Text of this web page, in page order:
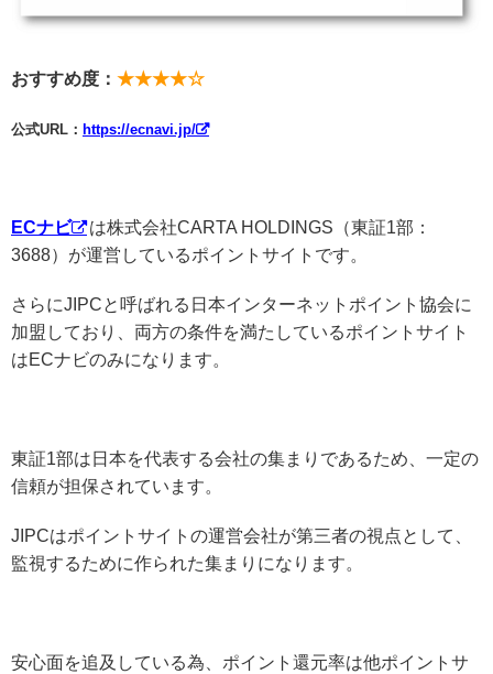
おすすめ度： ★★★★☆
公式URL： https://ecnavi.jp/
ECナビ
は株式会社CARTA HOLDINGS（東証1部：
3688）が運営しているポイントサイトです。
さらにJIPCと呼ばれる日本インターネットポイント協会に
加盟しており、両方の条件を満たしているポイントサイト
はECナビのみになります。
東証1部は日本を代表する会社の集まりであるため、一定の
信頼が担保されています。
JIPCはポイントサイトの運営会社が第三者の視点として、
監視するために作られた集まりになります。
安心面を追及している為、ポイント還元率は他ポイントサ